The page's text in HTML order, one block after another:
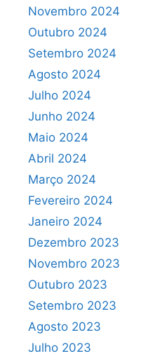
Novembro 2024
Outubro 2024
Setembro 2024
Agosto 2024
Julho 2024
Junho 2024
Maio 2024
Abril 2024
Março 2024
Fevereiro 2024
Janeiro 2024
Dezembro 2023
Novembro 2023
Outubro 2023
Setembro 2023
Agosto 2023
Julho 2023